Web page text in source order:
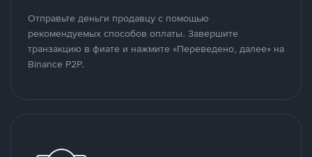
Отправьте деньги продавцу с помощью
рекомендуемых способов оплаты. Завершите
транзакцию в фиате и нажмите «Переведено, далее» на
Binance P2P.